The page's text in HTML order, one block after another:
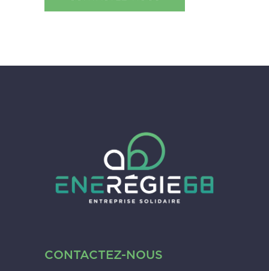
CONTACTEZ-NOUS